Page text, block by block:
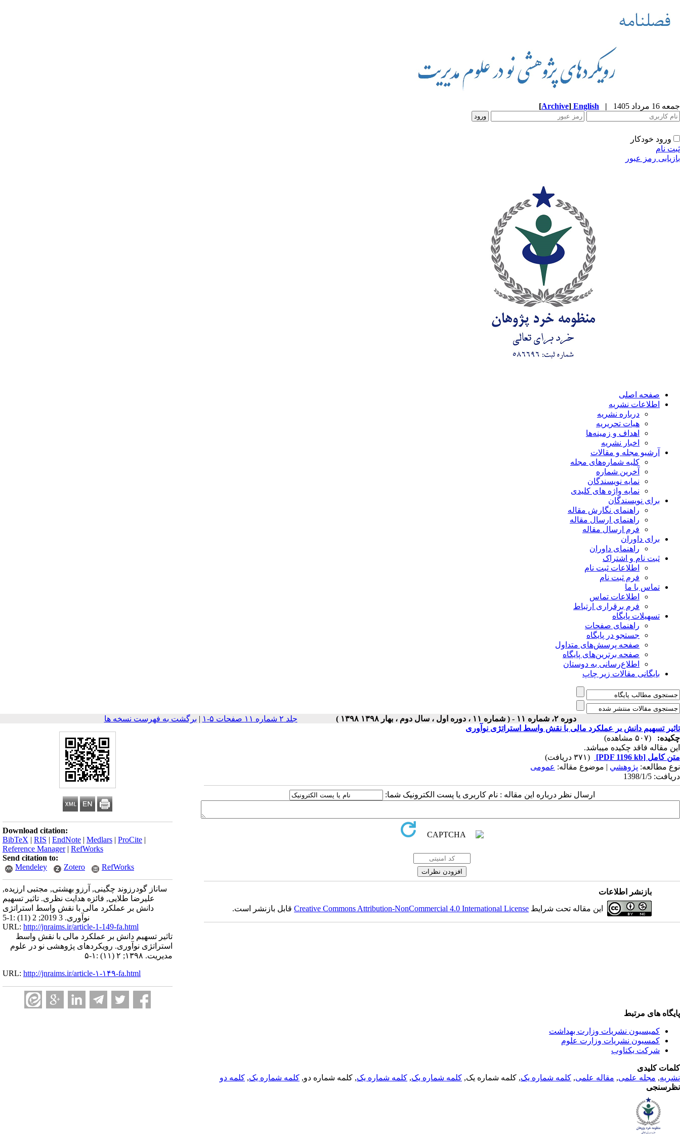
جمعه 16 مرداد 1405 |
English
[Archive]
ورود خودکار
ثبت نام
بازیابی رمز عبور
صفحه اصلی
اطلاعات نشریه
درباره نشریه
هیات تحریریه
اهداف و زمینه‌ها
اخبار نشریه
آرشیو مجله و مقالات
کلیه شماره‌های مجله
آخرین شماره
نمایه نویسندگان
نمایه واژه های کلیدی
برای نویسندگان
راهنمای نگارش مقاله
راهنمای ارسال مقاله
فرم ارسال مقاله
برای داوران
راهنمای داوران
ثبت نام و اشتراک
اطلاعات ثبت نام
فرم ثبت نام
تماس با ما
اطلاعات تماس
فرم برقراری ارتباط
تسهیلات پایگاه
راهنمای صفحات
جستجو در پایگاه
صفحه پرسش‌های متداول
صفحه برترین‌های پایگاه
اطلاع‌رسانی به دوستان
بایگانی مقالات زیر چاپ
دوره ۲، شماره ۱۱ - ( شماره ۱۱ ، دوره اول ، سال دوم ، بهار ۱۳۹۸ ۱۳۹۸ ) جلد ۲ شماره ۱۱ صفحات ۵-۱ | برگشت به فهرست نسخه ها
Download citation:
BibTeX | RIS | EndNote | Medlars | ProCite |
Reference Manager| RefWorks
Send citation to:
Mendeley
Zotero RefWorks
ساناز گودرزوند چگینی, آرزو بهشتی, مجتبی ارزیده,
علیرضا طلایی, فائزه هدایت نظری. تاثیر تسهیم
دانش بر عملکرد مالی با نقش واسط استراتژی
نوآوری. 3 2019; 2 (11) :1-5
URL: http://jnraims.ir/article-1-149-fa.html
تاثیر تسهیم دانش بر عملکرد مالی با نقش واسط
استراتژی نوآوری. رویکردهای پژوهشی نو در علوم
مدیریت. ۱۳۹۸; ۲ (۱۱) :۱-۵
URL: http://jnraims.ir/article-۱-۱۴۹-fa.html
تاثیر تسهیم دانش بر عملکرد مالی با نقش واسط استراتژی نوآوری
چکیده:
(۵۰۷ مشاهده)
این مقاله فاقد چکیده می​باشد.
متن کامل [PDF 1196 kb]
(۳۷۱ دریافت)
نوع مطالعه: پژوهشي | موضوع مقاله: عمومى
دریافت: 1398/1/5
ارسال نظر درباره این مقاله : نام کاربری یا پست الکترونیک شما:
بازنشر اطلاعات
این مقاله تحت شرایط Creative Commons Attribution-NonCommercial 4.0 International Licenseقابل بازنشر است.
پایگاه های مرتبط
کمیسیون نشریات وزارت بهداشت
کمسیون نشریات وزارت علوم
شرکت یکتاوب
کلمات کلیدی
نشریه, مجله علمی, مقاله علمی, کلمه شماره یک, کلمه شماره یک, کلمه شماره یک, کلمه شماره یک, کلمه شماره دو, کلمه شماره یک, کلمه دو
نظرسنجی